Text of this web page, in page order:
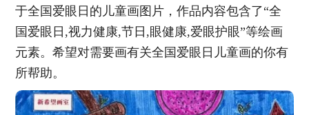
于全国爱眼日的儿童画图片，作品内容包含了“全
国爱眼日,视力健康,节日,眼健康,爱眼护眼”等绘画
元素。希望对需要画有关全国爱眼日儿童画的你有
所帮助。